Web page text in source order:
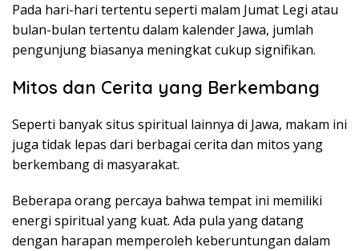
Pada hari-hari tertentu seperti malam Jumat Legi atau
bulan-bulan tertentu dalam kalender Jawa, jumlah
pengunjung biasanya meningkat cukup signifikan.
Mitos dan Cerita yang Berkembang
Seperti banyak situs spiritual lainnya di Jawa, makam ini
juga tidak lepas dari berbagai cerita dan mitos yang
berkembang di masyarakat.
Beberapa orang percaya bahwa tempat ini memiliki
energi spiritual yang kuat. Ada pula yang datang
dengan harapan memperoleh keberuntungan dalam